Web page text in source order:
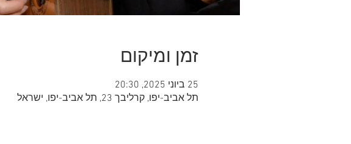
זמן ומיקום
25 ביוני 2025, 20:30
תל אביב-יפו, קרליבך 23, תל אביב-יפו, ישראל